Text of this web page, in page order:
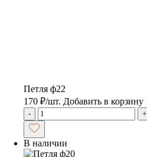
Петля ф22
170 ₽/шт. Добавить в корзину
- +
В наличии